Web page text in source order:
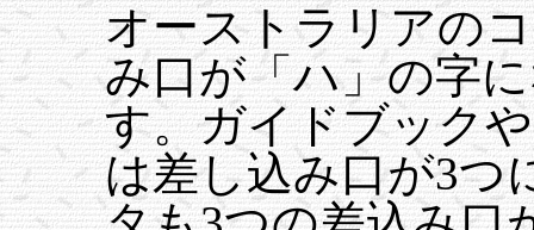
オーストラリアの
み口が「ハ」の字
す。ガイドブック
は差し込み口が3つ